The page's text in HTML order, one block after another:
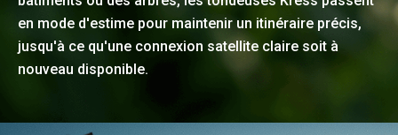
en mode d'estime pour maintenir un itinéraire précis,
jusqu'à ce qu'une connexion satellite claire soit à
nouveau disponible.